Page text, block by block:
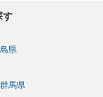
す
県
群馬県